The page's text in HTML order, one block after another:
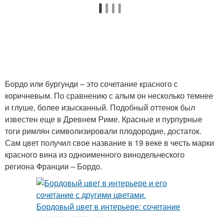
Бордо или бургунди – это сочетание красного с
коричневым. По сравнению с алым он несколько темнее
и глуше, более изысканный. Подобный оттенок был
известен еще в Древнем Риме. Красные и пурпурные
тоги римлян символизировали плодородие, достаток.
Сам цвет получил свое название в 19 веке в честь марки
красного вина из одноименного винодельческого
региона Франции – Бордо.